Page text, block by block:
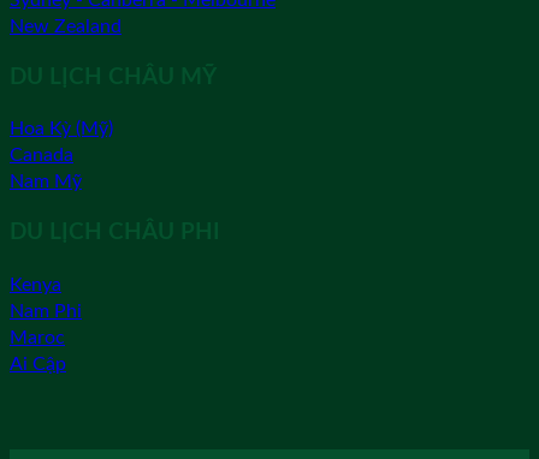
New Zealand
DU LỊCH CHÂU MỸ
Hoa Kỳ (Mỹ)
Canada
Nam Mỹ
DU LỊCH CHÂU PHI
Kenya
Nam Phi
Maroc
Ai Cập